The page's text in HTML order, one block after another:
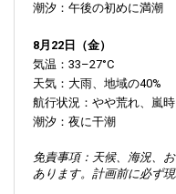
潮汐：午後の初めに満潮
8月22日（金）
気温：33–27°C
天気：大雨、地域の40%
航行状況：やや荒れ、嵐
潮汐：夜に干潮
免責事項：天候、海況、
あります。計画前に必ず